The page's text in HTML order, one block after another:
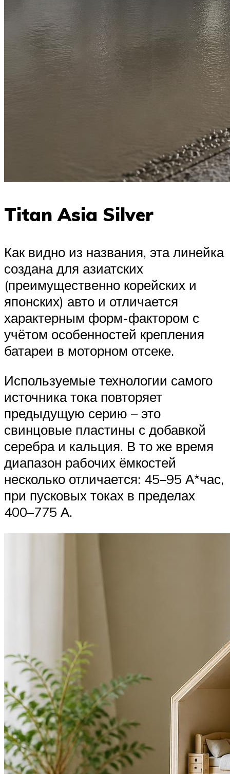
Titan Asia Silver
Как видно из названия, эта линейка
создана для азиатских
(преимущественно корейских и
японских) авто и отличается
характерным форм-фактором с
учётом особенностей крепления
батареи в моторном отсеке.
Используемые технологии самого
источника тока повторяет
предыдущую серию – это
свинцовые пластины с добавкой
серебра и кальция. В то же время
диапазон рабочих ёмкостей
несколько отличается: 45–95 А*час,
при пусковых токах в пределах
400–775 А.